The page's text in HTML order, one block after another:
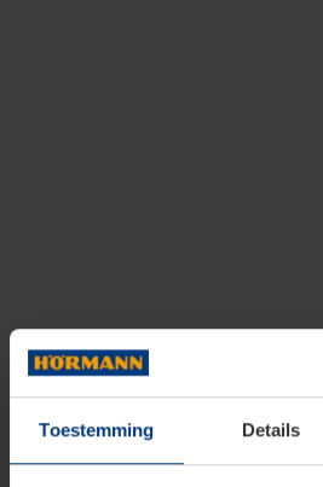
Toestemming Details